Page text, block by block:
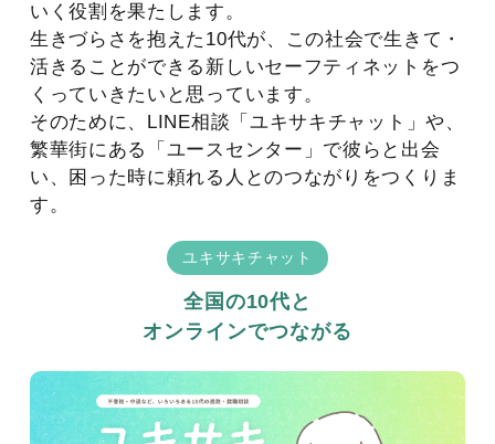
いく役割を果たします。
生きづらさを抱えた10代が、この社会で生きて・
活きることができる新しいセーフティネットをつ
くっていきたいと思っています。
そのために、LINE相談「ユキサキチャット」や、
繁華街にある「ユースセンター」で彼らと出会
い、困った時に頼れる人とのつながりをつくりま
す。
ユキサキチャット
全国の10代と
オンラインでつながる